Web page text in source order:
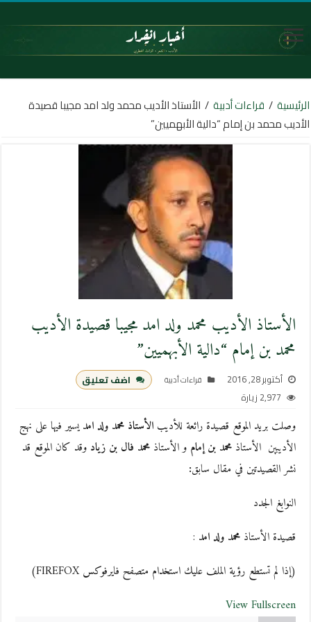
الرئيسية / قراءات أدبية / الأستاذ الأديب محمد ولد امد مجيبا قصيدة
الأديب محمد بن إمام “دالية الأبهميين”
الأستاذ الأديب محمد ولد امد مجيبا قصيدة الأديب
محمد بن إمام “دالية الأبهميين”
أكتوبر 28, 2016 قراءات أدبية
اضف تعليق
2,977 زيارة
وصلت بريد الموقع قصيدة رائعة للأديبالأستاذ محمد ولد امديسير فيها على نهج
الأديبين الأستاذمحمد بن إمام و الأستاذمحمد فال بن زيادوقد كان الموقع قد
نشر القصيدتين في مقال سابق:
النوابغ الجدد
قصيدة الأستاذمحمد ولد امد :
(إذا لم تستطع رؤية الملف عليك استخدام متصفح فايرفوكس FIREFOX)
View Fullscreen